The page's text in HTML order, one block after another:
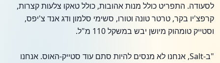
לסעודה. התפריט כולל מנות אהובות, כולל טאקו צלעות קצרות,
קרפצ'יו בקר, טרטר טונה וטורו, סשימי סלמון ודג אנד צ'יפס,
וסטייק טומהוק מיושן יבש במשקל 110 מ"ל.
"ב-Salt, אנחנו לא מנסים להיות סתם עוד סטייק-האוס. אנחנו